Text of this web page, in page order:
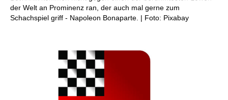
der Welt an Prominenz ran, der auch mal gerne zum
Schachspiel griff - Napoleon Bonaparte. | Foto: Pixabay